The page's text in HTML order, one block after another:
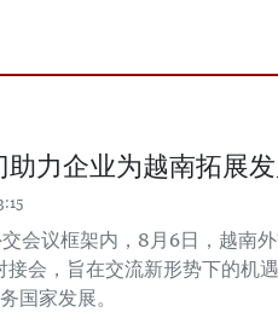
助力企业为越南拓展
会议框架内，8月6日，越南
接会，旨在交流新形势下的机
国家发展。